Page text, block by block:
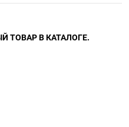
ТОВАР В КАТАЛОГЕ.